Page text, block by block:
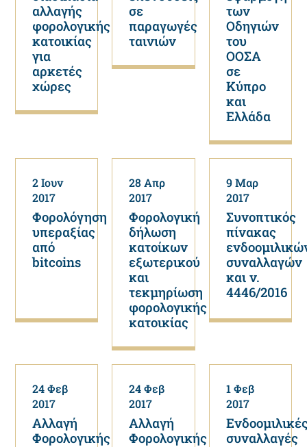
αλλαγής
φορολογικής
κατοικίας
για
αρκετές
χώρες
σε
παραγωγές
ταινιών
των
Οδηγιών
του
ΟΟΣΑ
σε
Κύπρο
και
Ελλάδα
2 Ιουν
2017
Φορολόγηση
υπεραξίας
από
bitcoins
28 Απρ
2017
Φορολογική
δήλωση
κατοίκων
εξωτερικού
και
τεκμηρίωση
φορολογικής
κατοικίας
9 Μαρ
2017
Συνοπτικός
πίνακας
συναλλαγών
και ν.
4446/2016
24 Φεβ
2017
Αλλαγή
Φορολογικής
24 Φεβ
2017
Αλλαγή
Φορολογικής
1 Φεβ
2017
συναλλαγές